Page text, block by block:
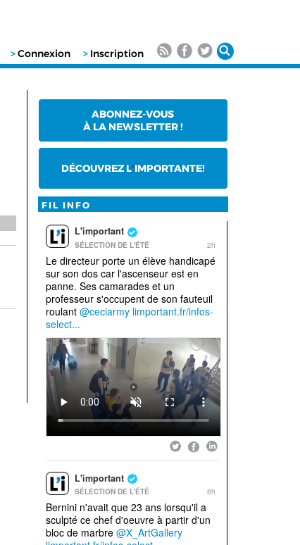
>Connexion > Inscription
ABONNEZ-VOUS
À LA NEWSLETTER !
DÉCOUVREZ L'IMPORTANTE!
FIL INFO